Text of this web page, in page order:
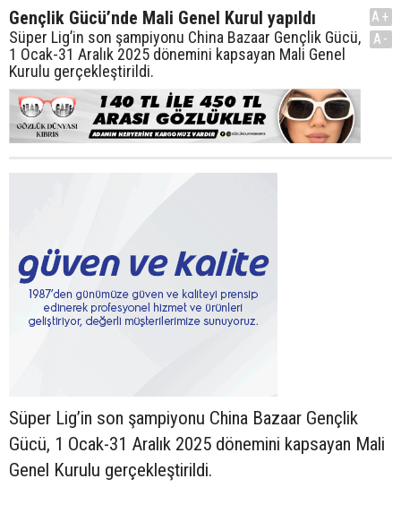
Gençlik Gücü’nde Mali Genel Kurul yapıldı
Süper Lig’in son şampiyonu China Bazaar Gençlik Gücü,
1 Ocak-31 Aralık 2025 dönemini kapsayan Mali Genel
Kurulu gerçekleştirildi.
A+
A-
Süper Lig’in son şampiyonu China Bazaar Gençlik
Gücü, 1 Ocak-31 Aralık 2025 dönemini kapsayan Mali
Genel Kurulu gerçekleştirildi.